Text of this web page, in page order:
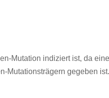
Mutation indiziert ist, da
Mutationsträgern gegeben